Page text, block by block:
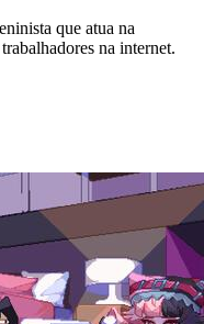
que atua na
na internet.